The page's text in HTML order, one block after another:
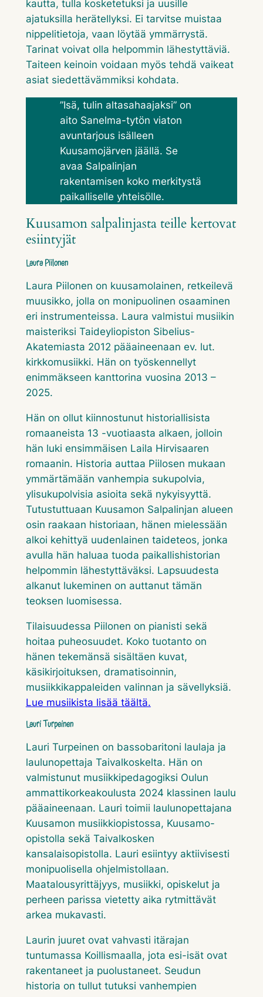
kautta, tulla kosketetuksi ja uusille
ajatuksilla herätellyksi. Ei tarvitse muistaa
nippelitietoja, vaan löytää ymmärrystä.
Tarinat voivat olla helpommin lähestyttäviä.
Taiteen keinoin voidaan myös tehdä vaikeat
asiat siedettävämmiksi kohdata.
”Isä, tulin altasahaajaksi”on
aito Sanelma-tytön viaton
avuntarjous isälleen
Kuusamojärven jäällä. Se
avaa Salpalinjan
rakentamisen koko merkitystä
paikalliselle yhteisölle.
Kuusamon salpalinjasta teille kertovat
esiintyjät
Laura Piilonen
Laura Piilonen on kuusamolainen, retkeilevä
muusikko, jolla on monipuolinen osaaminen
eri instrumenteissa. Laura valmistui musiikin
maisteriksi Taideyliopiston Sibelius-
Akatemiasta 2012 pääaineenaan ev. lut.
kirkkomusiikki. Hän on työskennellyt
enimmäkseen kanttorina vuosina 2013 –
2025.
Hän on ollut kiinnostunut historiallisista
romaaneista 13 -vuotiaasta alkaen, jolloin
hän luki ensimmäisen Laila Hirvisaaren
romaanin. Historia auttaa Piilosen mukaan
ymmärtämään vanhempia sukupolvia,
ylisukupolvisia asioita sekä nykyisyyttä.
Tutustuttuaan Kuusamon Salpalinjan alueen
osin raakaan historiaan, hänen mielessään
alkoi kehittyä uudenlainen taideteos, jonka
avulla hän haluaa tuoda paikallishistorian
helpommin lähestyttäväksi. Lapsuudesta
alkanut lukeminen on auttanut tämän
teoksen luomisessa.
Tilaisuudessa Piilonen on pianisti sekä
hoitaa puheosuudet. Koko tuotanto on
hänen tekemänsä sisältäen kuvat,
käsikirjoituksen, dramatisoinnin,
musiikkikappaleiden valinnan ja sävellyksiä.
Lue musiikista lisää täältä.
Lauri Turpeinen
Lauri Turpeinen on bassobaritoni laulaja ja
laulunopettaja Taivalkoskelta. Hän on
valmistunut musiikkipedagogiksi Oulun
ammattikorkeakoulusta 2024 klassinen laulu
pääaineenaan. Lauri toimii laulunopettajana
Kuusamon musiikkiopistossa, Kuusamo-
opistolla sekä Taivalkosken
kansalaisopistolla. Lauri esiintyy aktiivisesti
monipuolisella ohjelmistollaan.
Maatalousyrittäjyys, musiikki, opiskelut ja
perheen parissa vietetty aika rytmittävät
arkea mukavasti.
Laurin juuret ovat vahvasti itärajan
tuntumassa Koillismaalla, jota esi-isät ovat
rakentaneet ja puolustaneet. Seudun
historia on tullut tutuksi vanhempien